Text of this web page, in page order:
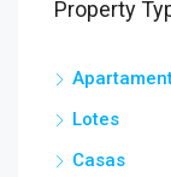
Property
Lotes
Casas